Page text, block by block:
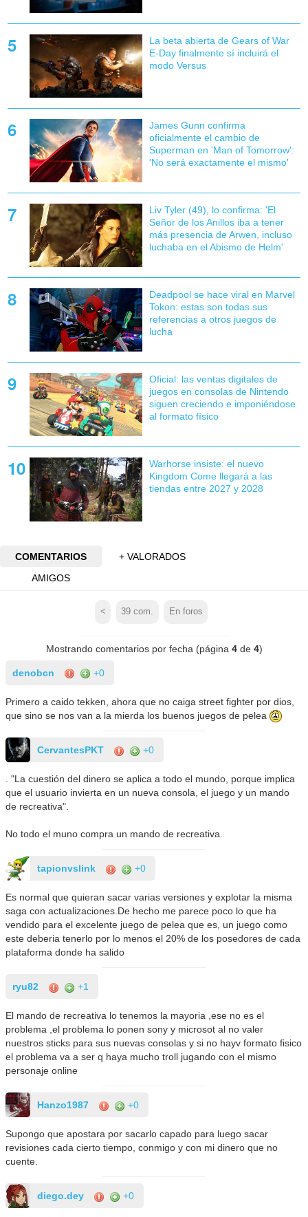
La beta abierta de Gears of War
E-Day finalmente sí incluirá el
modo Versus
James Gunn confirma
oficialmente el cambio de
Superman en 'Man of Tomorrow':
'No será exactamente el mismo'
Liv Tyler (49), lo confirma: 'El
Señor de los Anillos iba a tener
más presencia de Arwen, incluso
luchaba en el Abismo de Helm'
Deadpool se hace viral en Marvel
Tokon: estas son todas sus
referencias a otros juegos de
lucha
Oficial: las ventas digitales de
juegos en consolas de Nintendo
siguen creciendo e imponiéndose
al formato físico
Warhorse insiste: el nuevo
Kingdom Come llegará a las
tiendas entre 2027 y 2028
COMENTARIOS
+ VALORADOS
AMIGOS
< 39 com. En foros
Mostrando comentarios por fecha (página 4de 4)
denobcn +0
Primero a caido tekken, ahora que no caiga street fighter por dios,
que sino se nos van a la mierda los buenos juegos de pelea
CervantesPKT +0
. "La cuestión del dinero se aplica a todo el mundo, porque implica
que el usuario invierta en un nueva consola, el juego y un mando
de recreativa".
No todo el muno compra un mando de recreativa.
tapionvslink +0
Es normal que quieran sacar varias versiones y explotar la misma
saga con actualizaciones.De hecho me parece poco lo que ha
vendido para el excelente juego de pelea que es, un juego como
este deberia tenerlo por lo menos el 20% de los posedores de cada
plataforma donde ha salido
ryu82 +1
El mando de recreativa lo tenemos la mayoria ,ese no es el
problema ,el problema lo ponen sony y microsot al no valer
nuestros sticks para sus nuevas consolas y si no hayv formato fisico
el problema va a ser q haya mucho troll jugando con el mismo
personaje online
Hanzo1987 +0
Supongo que apostara por sacarlo capado para luego sacar
revisiones cada cierto tiempo, conmigo y con mi dinero que no
cuente.
diego.dey +0